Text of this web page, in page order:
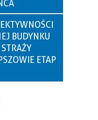
BUDYNKU
ETAP